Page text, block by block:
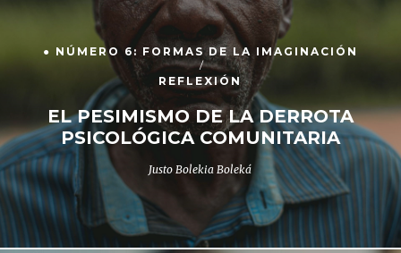
● NÚMERO 6: FORMAS DE LA IMAGINACIÓN
REFLEXIÓN
EL PESIMISMO DE LA DERROTA
PSICOLÓGICA COMUNITARIA
Justo Bolekia Boleká